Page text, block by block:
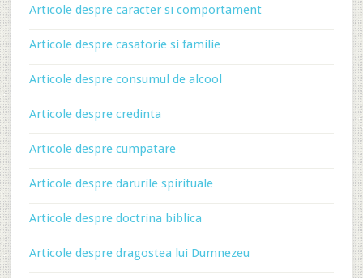
Articole despre caracter si comportament
Articole despre casatorie si familie
Articole despre consumul de alcool
Articole despre credinta
Articole despre cumpatare
Articole despre darurile spirituale
Articole despre doctrina biblica
Articole despre dragostea lui Dumnezeu